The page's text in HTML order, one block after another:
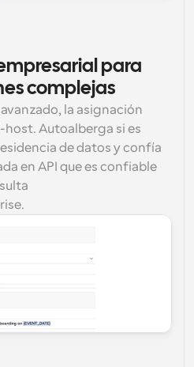
para
complejas
la asignación
Autoalberga si es
de datos y confía
en API que es confiable